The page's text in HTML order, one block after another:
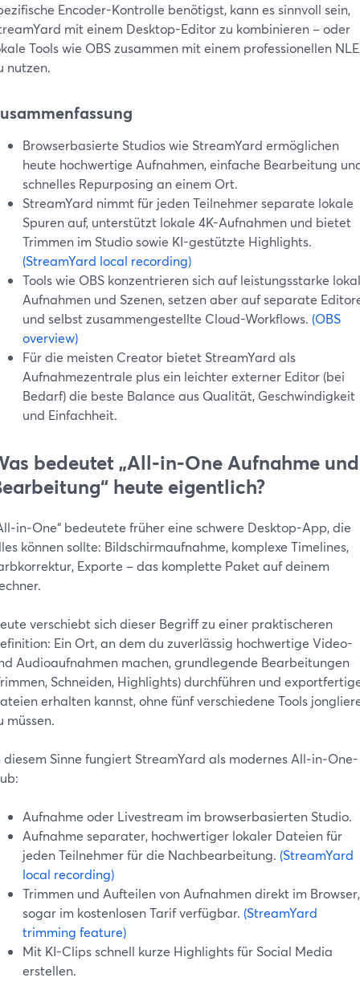
Encoder-Kontrolle benötigst, kann es sinnvoll sein,
mit einem Desktop-Editor zu kombinieren – oder
Tools wie OBS zusammen mit einem professionellen NLE
nutzen.
Browserbasierte Studios wie StreamYard ermöglichen
heute hochwertige Aufnahmen, einfache Bearbeitung
schnelles Repurposing an einem Ort.
StreamYard nimmt für jeden Teilnehmer separate lokale
Spuren auf, unterstützt lokale 4K-Aufnahmen und bietet
Trimmen im Studio sowie KI-gestützte Highlights.
(StreamYard local recording)
Tools wie OBS konzentrieren sich auf leistungsstarke
Aufnahmen und Szenen, setzen aber auf separate
und selbst zusammengestellte Cloud-Workflows. (OBS
overview)
Für die meisten Creator bietet StreamYard als
Aufnahmezentrale plus ein leichter externer Editor (bei
Bedarf) die beste Balance aus Qualität, Geschwindigkeit
und Einfachheit.
bedeutet „All‑in‑One Aufnahme und
heute eigentlich?
bedeutete früher eine schwere Desktop-App, die
können sollte: Bildschirmaufnahme, komplexe Timelines,
Exporte – das komplette Paket auf deinem
verschiebt sich dieser Begriff zu einer praktischeren
Ein Ort, an dem du zuverlässig hochwertige Video-
Audioaufnahmen machen, grundlegende Bearbeitungen
Schneiden, Highlights) durchführen und
erhalten kannst, ohne fünf verschiedene Tools
müssen.
diesem Sinne fungiert StreamYard als modernes All‑in‑One-
Aufnahme oder Livestream im browserbasierten Studio.
Aufnahme separater, hochwertiger lokaler Dateien für
jeden Teilnehmer für die Nachbearbeitung. (StreamYard
local recording)
Trimmen und Aufteilen von Aufnahmen direkt im Browser,
sogar im kostenlosen Tarif verfügbar. (StreamYard
trimming feature)
Mit KI-Clips schnell kurze Highlights für Social Media
erstellen.